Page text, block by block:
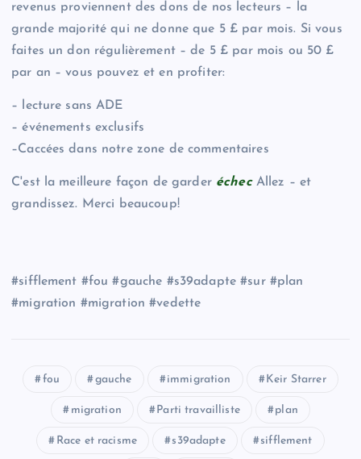
revenus proviennent des dons de nos lecteurs – la
grande majorité qui ne donne que 5 £ par mois. Si vous
faites un don régulièrement – de 5 £ par mois ou 50 £
par an – vous pouvez et en profiter:
– lecture sans ADE
– événements exclusifs
–Caccées dans notre zone de commentaires
C'est la meilleure façon de garder échecAllez – et
grandissez. Merci beaucoup!
#sifflement #fou #gauche #s39adapte #sur #plan
#migration #migration #vedette
fou gauche immigration Keir Starrer
migration Parti travailliste plan
Race et racisme s39adapte sifflement